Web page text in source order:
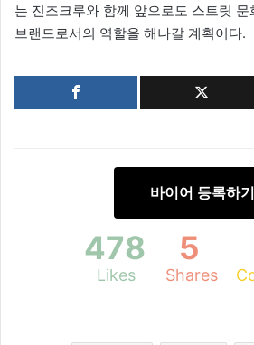
는 진조크루와 함께 앞으로도 스트릿
브랜드로서의 역할을 해나갈 계획이다.
바이어 등록하기
478
Likes
5
Shares